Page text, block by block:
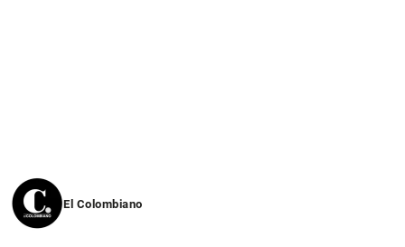
El Colombiano